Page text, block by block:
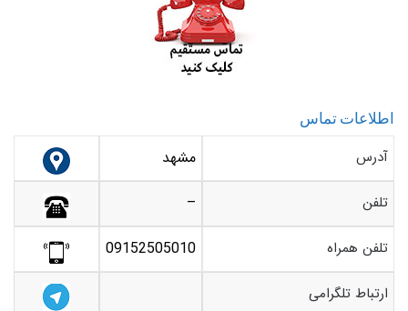
اطلاعات تماس
آدرس مشهد
تلفن –
تلفن همراه 09152505010
ارتباط تلگرامی